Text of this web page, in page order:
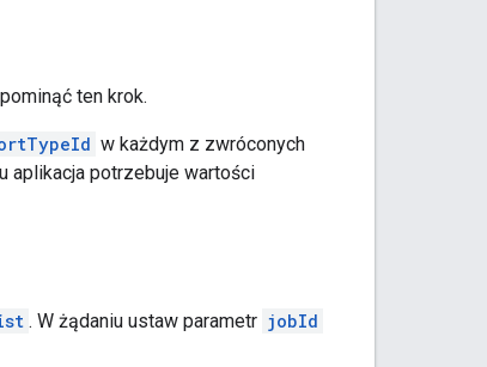
ten krok.
w każdym z zwróconych
aplikacja potrzebuje wartości
. W żądaniu ustaw parametr jobId